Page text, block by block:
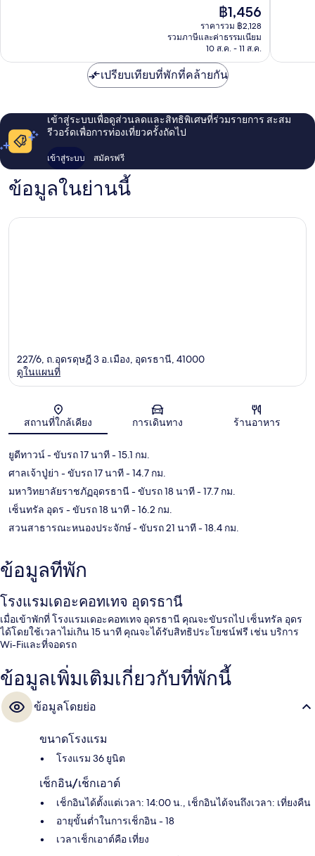
รีวิว
ราคา
ปัจจุบัน
คือ
฿1,456
฿1,456
ราคารวม ฿2,128
รวมภาษีและค่าธรรมเนียม
10 ส.ค. - 11 ส.ค.
รีวิว
เปรียบเทียบที่พักที่คล้ายกัน
เข้าสู่ระบบเพื่อดูส่วนลดและสิทธิพิเศษที่ร่วมรายการ สะสม
รีวอร์ดเพื่อการท่องเที่ยวครั้งถัดไป
เข้าสู่ระบบ สมัครฟรี
ข้อมูลในย่านนี้
แผนที่
227/6, ถ.อุดรดุษฎี 3 อ.เมือง, อุดรธานี, 41000
ดูในแผนที่
สถานที่ใกล้เคียง การเดินทาง ร้านอาหาร
ยูดีทาวน์- ขับรถ 17 นาที- 15.1 กม.
ศาลเจ้าปู่ย่า - ขับรถ 17 นาที- 14.7 กม.
มหาวิทยาลัยราชภัฏอุดรธานี- ขับรถ 18 นาที- 17.7 กม.
เซ็นทรัล อุดร - ขับรถ 18 นาที- 16.2 กม.
สวนสาธารณะหนองประจักษ์- ขับรถ 21 นาที- 18.4 กม.
ข้อมูลที่พัก
โรงแรมเดอะคอทเทจ อุดรธานี
เมื่อเข้าพักที่ โรงแรมเดอะคอทเทจ อุดรธานี คุณจะขับรถไป เซ็นทรัล อุดร
ได้โดยใช้เวลาไม่เกิน 15 นาที คุณจะได้รับสิทธิประโยชน์ฟรี เช่น บริการ
Wi-Fiและที่จอดรถ
ข้อมูลเพิ่มเติมเกี่ยวกับที่พักนี้
ข้อมูลโดยย่อ
ขนาดโรงแรม
โรงแรม 36 ยูนิต
เช็กอิน/เช็กเอาต์
เช็กอินได้ตั้งแต่เวลา: 14:00 น., เช็กอินได้จนถึงเวลา: เที่ยงคืน
อายุขั้นต่ำในการเช็กอิน - 18
เวลาเช็กเอาต์คือ เที่ยง